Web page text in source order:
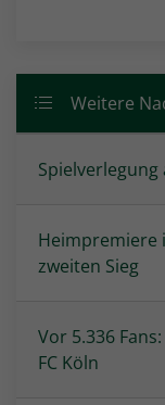
Weitere
Spielverlegung
Heimpremiere
zweiten Sieg
Vor 5.336
FC Köln